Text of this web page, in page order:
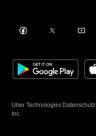
Uber Technologies
Inc.
Datenschutz